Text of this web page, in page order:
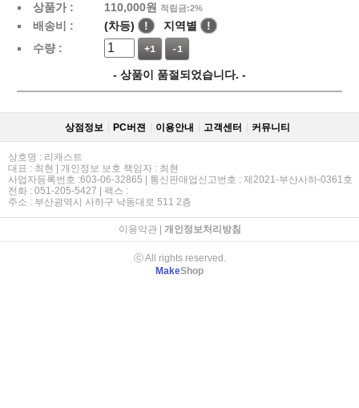
상품가 : 110,000원 적립금:2%
배송비 : (차등) ! 지역별
!
수량 :
+1 -1
- 상품이 품절되었습니다. -
상점정보 PC버젼 이용안내 고객센터 커뮤니티
상호명 : 리캐스트
대표 : 최현 | 개인정보 보호 책임자 : 최현
사업자등록번호 :603-06-32865 | 통신판매업신고번호 : 제2021-부산사하-0361호
전화 : 051-205-5427 | 팩스 :
주소 : 부산광역시 사하구 낙동대로 511 2층
이용약관| 개인정보처리방침
ⓒ All rights reserved.
MakeShop